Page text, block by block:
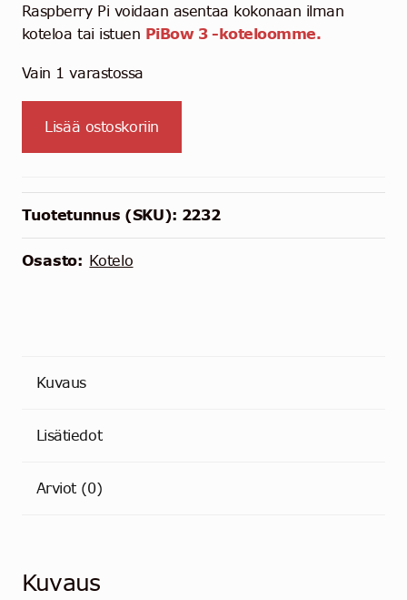
Raspberry Pi voidaan asentaa kokonaan ilman
koteloa tai istuen PiBow 3 -koteloomme.
Vain 1 varastossa
VESA
Pi:lle
Lisää ostoskoriin
Tuotetunnus (SKU): 2232
Osasto: Kotelo
Kuvaus
Lisätiedot
Arviot (0)
Kuvaus